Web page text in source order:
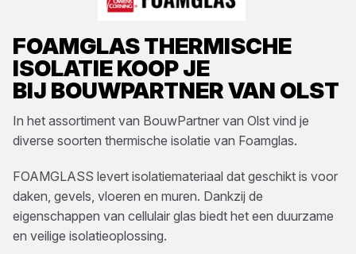
FOAMGLASTHERMISCHE
ISOLATIEKOOP JE
BIJ BOUWPARTNER VAN OLST
In het assortiment van BouwPartner van Olst vind je
diverse soorten thermische isolatie van Foamglas.
FOAMGLASS levert isolatiemateriaal dat geschikt is voor
daken, gevels, vloeren en muren. Dankzij de
eigenschappen van cellulair glas biedt het een duurzame
en veilige isolatieoplossing.